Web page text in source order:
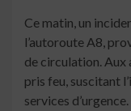
Ce matin, un
l’autoroute A8,
de circulation. Aux
pris feu, suscitant
services